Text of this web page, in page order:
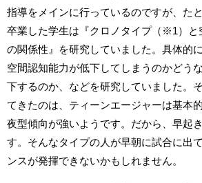
指導をメインに行っているのですが、た
卒業した学生は『クロノタイプ（※1）と
の関係性』を研究していました。具体的
空間認知能力が低下してしまうのかどう
下するのか、などを研究していました。
てきたのは、ティーンエージャーは基本
夜型傾向が強いようです。だから、早起
す。そんなタイプの人が早朝に試合に出
ンスが発揮できないかもしれません。